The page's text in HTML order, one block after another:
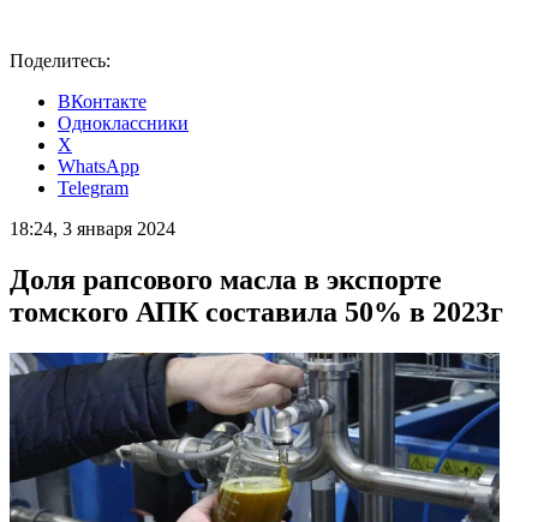
Поделитесь:
ВКонтакте
Одноклассники
X
WhatsApp
Telegram
18:24, 3 января 2024
Доля рапсового масла в экспорте
томского АПК составила 50% в 2023г